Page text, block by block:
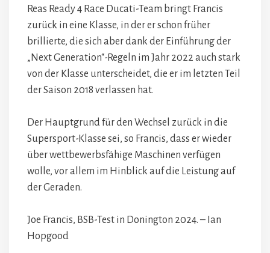
Reas Ready 4 Race Ducati-Team bringt Francis
zurück in eine Klasse, in der er schon früher
brillierte, die sich aber dank der Einführung der
„Next Generation“-Regeln im Jahr 2022 auch stark
von der Klasse unterscheidet, die er im letzten Teil
der Saison 2018 verlassen hat.
Der Hauptgrund für den Wechsel zurück in die
Supersport-Klasse sei, so Francis, dass er wieder
über wettbewerbsfähige Maschinen verfügen
wolle, vor allem im Hinblick auf die Leistung auf
der Geraden.
Joe Francis, BSB-Test in Donington 2024. – Ian
Hopgood